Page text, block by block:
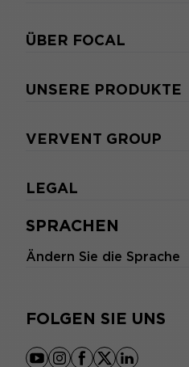
SPRACHEN
Ändern Sie die Sprache
FOLGEN SIE UNS
ÜBER FOCAL
UNSERE PRODUKTE
VERVENT GROUP
LEGAL